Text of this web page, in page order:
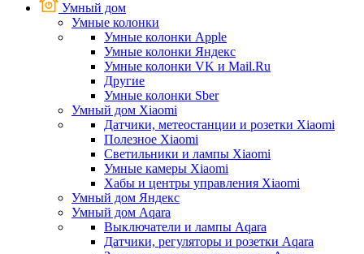
Умный дом
Умные колонки
Умные колонки Apple
Умные колонки Яндекс
Умные колонки VK и Mail.Ru
Другие
Умные колонки Sber
Умный дом Xiaomi
Датчики, метеостанции и розетки Xiaomi
Полезное Xiaomi
Светильники и лампы Xiaomi
Умные камеры Xiaomi
Хабы и центры управления Xiaomi
Умный дом Яндекс
Умный дом Aqara
Выключатели и лампы Aqara
Датчики, регуляторы и розетки Aqara